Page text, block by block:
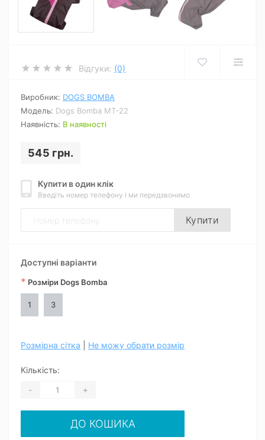
Відгуки: (0)
Виробник: DOGS BOMBA
Модель: Dogs Bomba MT-22
Наявність: В наявності
545 грн.
Купити в один клік
Введіть номер телефону і ми передзвонимо
Купити
Доступні варіанти
* Розміри Dogs Bomba
1 3
Розмірна сітка Не можу обрати розмір
Кількість:
- +
ДО КОШИКА